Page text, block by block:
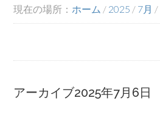
現在の場所： ホーム / 2025 / 7月 /
アーカイブ2025年7月6日